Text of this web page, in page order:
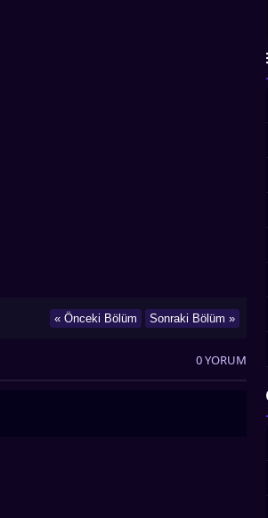
Sonraki Bölüm »
« Önceki Bölüm
0 YORUM